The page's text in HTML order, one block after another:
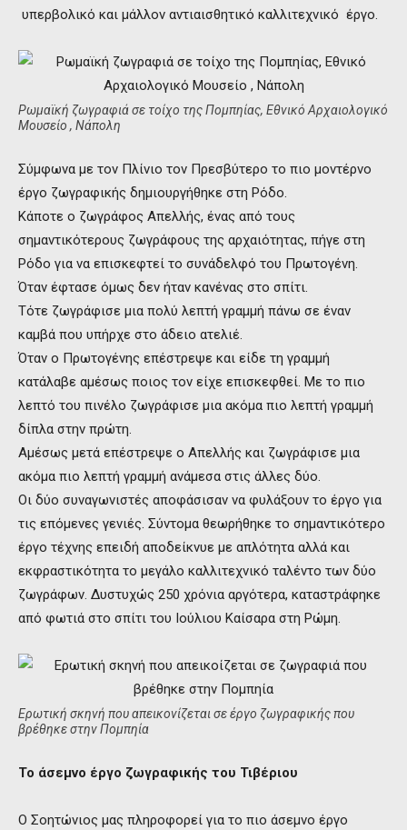
υπερβολικό και μάλλον αντιαισθητικό καλλιτεχνικό έργο.
Ρωμαϊκή ζωγραφιά σε τοίχο της Πομπηίας, Εθνικό Αρχαιολογικό
Μουσείο , Νάπολη
Σύμφωνα με τον Πλίνιο τον Πρεσβύτερο το πιο μοντέρνο
έργο ζωγραφικής δημιουργήθηκε στη Ρόδο.
Κάποτε ο ζωγράφος Απελλής, ένας από τους
σημαντικότερους ζωγράφους της αρχαιότητας, πήγε στη
Ρόδο για να επισκεφτεί το συνάδελφό του Πρωτογένη.
Όταν έφτασε όμως δεν ήταν κανένας στο σπίτι.
Τότε ζωγράφισε μια πολύ λεπτή γραμμή πάνω σε έναν
καμβά που υπήρχε στο άδειο ατελιέ.
Όταν ο Πρωτογένης επέστρεψε και είδε τη γραμμή
κατάλαβε αμέσως ποιος τον είχε επισκεφθεί. Με το πιο
λεπτό του πινέλο ζωγράφισε μια ακόμα πιο λεπτή γραμμή
δίπλα στην πρώτη.
Αμέσως μετά επέστρεψε ο Απελλής και ζωγράφισε μια
ακόμα πιο λεπτή γραμμή ανάμεσα στις άλλες δύο.
Οι δύο συναγωνιστές αποφάσισαν να φυλάξουν το έργο για
τις επόμενες γενιές. Σύντομα θεωρήθηκε το σημαντικότερο
έργο τέχνης επειδή αποδείκνυε με απλότητα αλλά και
εκφραστικότητα το μεγάλο καλλιτεχνικό ταλέντο των δύο
ζωγράφων. Δυστυχώς 250 χρόνια αργότερα, καταστράφηκε
από φωτιά στο σπίτι του Ιούλιου Καίσαρα στη Ρώμη.
Ερωτική σκηνή που απεικονίζεται σε έργο ζωγραφικής που
βρέθηκε στην Πομπηία
Το άσεμνο έργο ζωγραφικής του Τιβέριου
Ο Σοητώνιος μας πληροφορεί για το πιο άσεμνο έργο